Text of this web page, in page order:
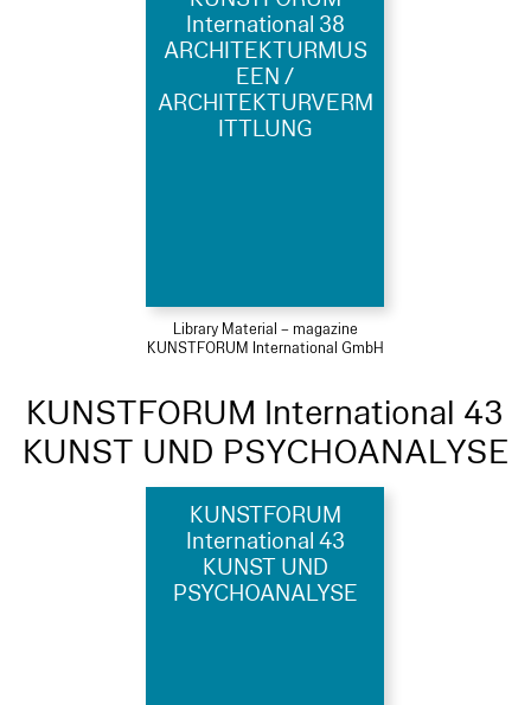
International 38
ARCHITEKTURMUS
EEN /
ARCHITEKTURVERM
ITTLUNG
Library Material – magazine
KUNSTFORUM International GmbH
KUNSTFORUM International 43
KUNST UND PSYCHOANALYSE
KUNSTFORUM
International 43
KUNST UND
PSYCHOANALYSE